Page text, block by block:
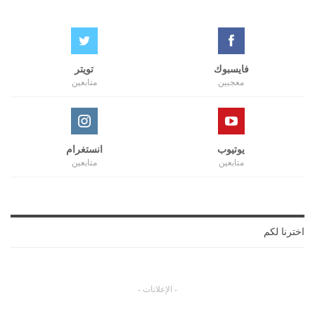
فايسبوك
معجبين
تويتر
متابعين
يوتيوب
متابعين
انستغرام
متابعين
اخترنا لكم
- الإعلانات -